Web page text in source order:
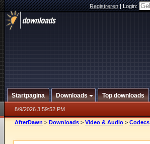
Registreren|Login:
Startpagina Downloads Top downloads
8/9/2026 3:59:52 PM
AfterDawn > Downloads > Video & Audio > Codecs